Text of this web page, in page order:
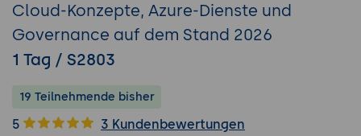
Cloud-Konzepte, Azure-Dienste und
Governance auf dem Stand 2026
1 Tag / S2803
19 Teilnehmende bisher
5 3 Kundenbewertungen